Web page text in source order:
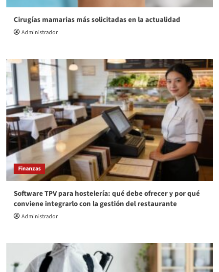
Cirugías mamarias más solicitadas en la actualidad
Administrador
Finanzas
Software TPV para hostelería: qué debe ofrecer y por qué
conviene integrarlo con la gestión del restaurante
Administrador